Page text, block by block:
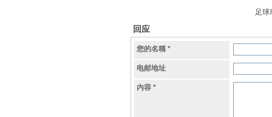
足球
回应
您的名稱 *
电邮地址
内容 *